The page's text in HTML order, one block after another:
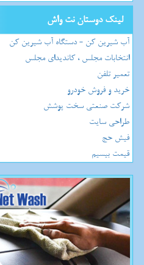
لینک دوستان نت واش
آب شیرین کن - دستگاه آب شیرین کن
انتخابات مجلس ، کاندیدای مجلس
تعمیر تلفن
خرید و فروش خودرو
شرکت صنعتی سخت پوشش
طراحی سایت
فیش حج
قیمت بیسیم